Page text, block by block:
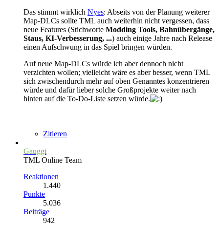
Das stimmt wirklich Nyes: Abseits von der Planung weiterer
Map-DLCs sollte TML auch weiterhin nicht vergessen, dass
neue Features (Stichworte Modding Tools, Bahnübergänge,
Staus, KI-Verbesserung, ...) auch einige Jahre nach Release
einen Aufschwung in das Spiel bringen würden.
Auf neue Map-DLCs würde ich aber dennoch nicht
verzichten wollen; vielleicht wäre es aber besser, wenn TML
sich zwischendurch mehr auf oben Genanntes konzentrieren
würde und dafür lieber solche Großprojekte weiter nach
hinten auf die To-Do-Liste setzen würde.
Zitieren
Gauggi
TML Online Team
Reaktionen
1.440
Punkte
5.036
Beiträge
942